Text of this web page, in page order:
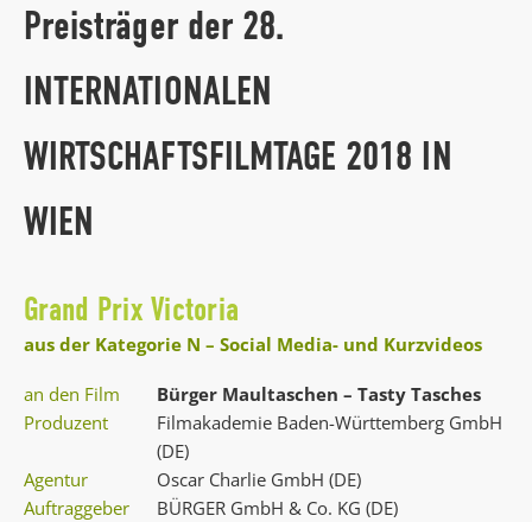
Preisträger der 28.
INTERNATIONALEN
WIRTSCHAFTSFILMTAGE 2018 IN
WIEN
Grand Prix Victoria
aus der Kategorie N – Social Media- und Kurzvideos
an den Film
Bürger Maultaschen – Tasty Tasches
Produzent
Filmakademie Baden-Württemberg GmbH
(DE)
Agentur
Oscar Charlie GmbH (DE)
Auftraggeber
BÜRGER GmbH & Co. KG (DE)